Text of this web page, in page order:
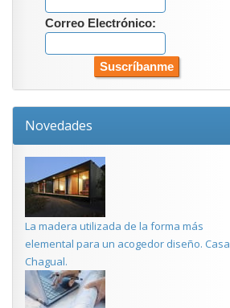
Correo Electrónico:
Novedades
La madera utilizada de la forma más
elemental para un acogedor diseño. Casa
Chagual.